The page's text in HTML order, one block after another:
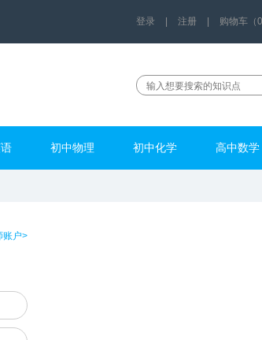
登录 注册 购物车（0
初中物理 初中化学 高中数学
账户>